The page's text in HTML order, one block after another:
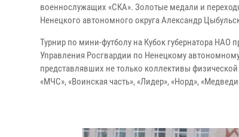
военнослужащих «СКА». Золотые медали и
Ненецкого автономного округа Александр
Турнир по мини-футболу на Кубок губернатора НАО
Управления Росгвардии по Ненецкому
представлявших не только коллективы
«МЧС», «Воинская часть», «Лидер», «Норд»,